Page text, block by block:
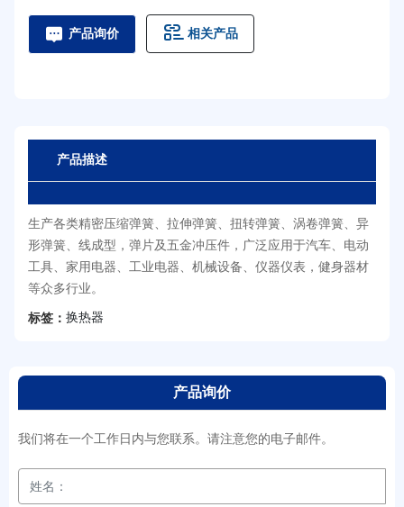
产品询价 相关产品
产品描述
生产各类精密压缩弹簧、拉伸弹簧、扭转弹簧、涡卷弹簧、异
形弹簧、线成型，弹片及五金冲压件，广泛应用于汽车、电动
工具、家用电器、工业电器、机械设备、仪器仪表，健身器材
等众多行业。
标签： 换热器
产品询价
我们将在一个工作日内与您联系。请注意您的电子邮件。